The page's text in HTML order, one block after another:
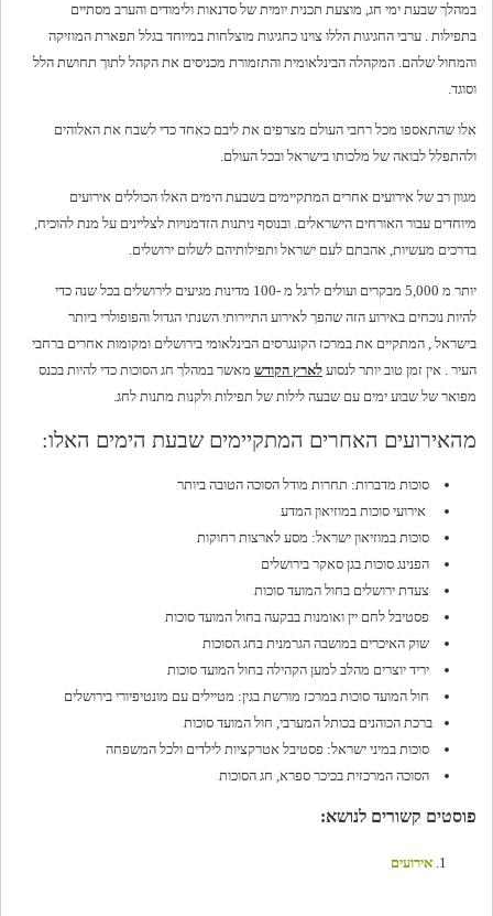
במהלך שבעת ימי חג, מוצעת תכנית יומית של סדנאות ולימודים והערב מסתיים
בתפילות . ערבי החגיגות הללו צוינו כחגיגות מוצלחות במיוחד בגלל תפארת המוזיקה
והמחול שלהם. המקהלה הבינלאומית והתזמורת מכניסים את הקהל לתוך תחושת הלל
וסוגד.
אלו שהתאספו מכל רחבי העולם מצרפים את ליבם כאחד כדי לשבח את האלוהים
ולהתפלל לבואה של מלכותו בישראל ובכל העולם.
מגוון רב של אירועים אחרים המתקיימים בשבעת הימים האלו הכוללים אירועים
מיוחדים עבור האורחים הישראלים. ובנוסף ניתנות הזדמנויות לצליינים על מנת להוכיח,
בדרכים מעשיות, אהבתם לעם ישראל ותפילותיהם לשלום ירושלים.
יותר מ 5,000 מבקרים ועולים לרגל מ -100 מדינות מגיעים לירושלים בכל שנה כדי
להיות נוכחים באירוע הזה שהפך לאירוע התיירותי השנתי הגדול והפופולרי ביותר
בישראל , המתקיים את במרכז הקונגרסים הבינלאומי בירושלים ומקומות אחרים ברחבי
העיר . אין זמן טוב יותר לנסוע לארץ הקודש מאשר במהלך חג הסוכות כדי להיות בכנס
מפואר של שבוע ימים עם שבעה לילות של תפילות ולקנות מתנות לחג.
מהאירועים האחרים המתקיימים שבעת הימים האלו:
סוכות מדברות: תחרות מודל הסוכה הטובה ביותר
אירועי סוכות במוזיאון המדע
סוכות במוזיאון ישראל: מסע לארצות רחוקות
הפנינג סוכות בגן סאקר בירושלים
צעדת ירושלים בחול המועד סוכות
פסטיבל לחם יין ואומנות בבקעה בחול המועד סוכות
שוק האיכרים במושבה הגרמנית בחג הסוכות
יריד יוצרים מהלב למען הקהילה בחול המועד סוכות
חול המועד סוכות במרכז מורשת בגין: מטיילים עם מונטיפיורי בירושלים
ברכת הכוהנים בכותל המערבי, חול המועד סוכות
סוכות במיני ישראל: פסטיבל אטרקציות לילדים ולכל המשפחה
הסוכה המרכזית בכיכר ספרא, חג הסוכות
פוסטים קשורים לנושא:
אירועים